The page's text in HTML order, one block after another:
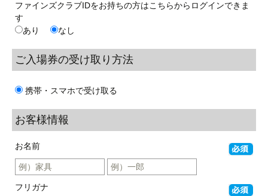
ファインズクラブIDをお持ちの方はこちらからログインできま
す
あり
なし
ご入場券の受け取り方法
携帯・スマホで受け取る
お客様情報
お名前
フリガナ